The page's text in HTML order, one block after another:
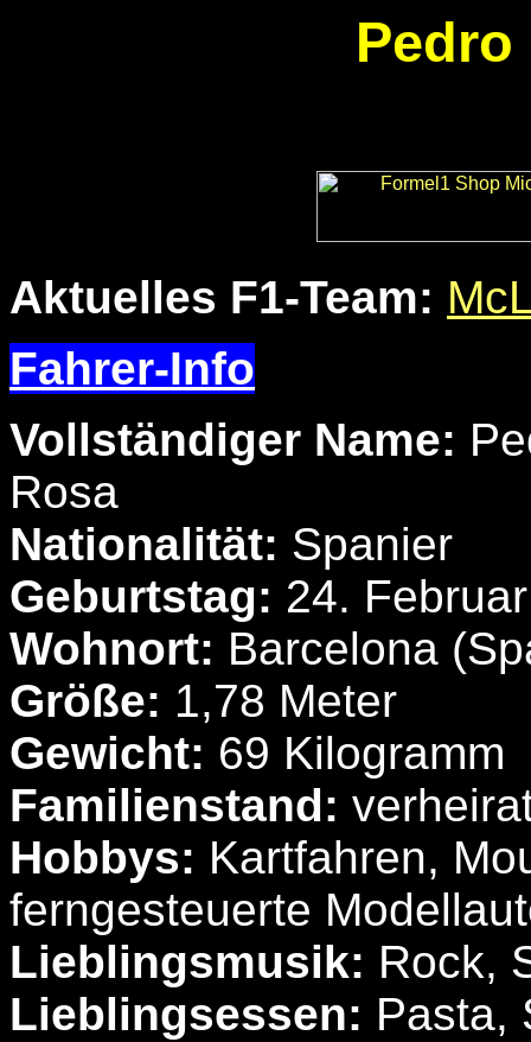
Pedro
Aktuelles F1-Team:
Fahrer-Info
Vollständiger Name:
Rosa
Nationalität: Spanier
Geburtstag: 24.
Wohnort: Barcelona
Größe: 1,78 Meter
Gewicht: 69 Kilogramm
Familienstand:
Hobbys: Kartfahren,
ferngesteuerte
Lieblingsmusik: Rock,
Lieblingsessen: Pasta,